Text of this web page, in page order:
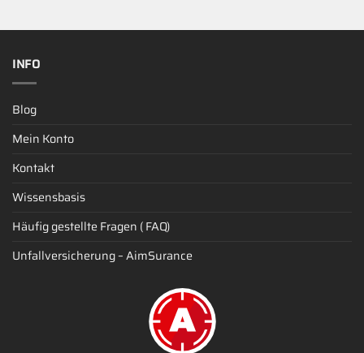
INFO
Blog
Mein Konto
Kontakt
Wissensbasis
Häufig gestellte Fragen ( FAQ)
Unfallversicherung – AimSurance